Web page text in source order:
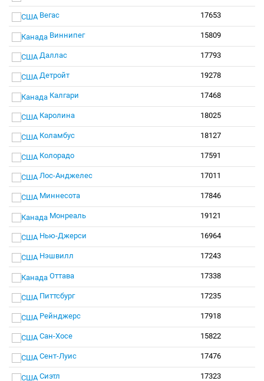
Вегас 17653
Виннипег 15809
Даллас 17793
Детройт 19278
Калгари 17468
Каролина 18025
Коламбус 18127
Колорадо 17591
Лос-Анджелес 17011
Миннесота 17846
Монреаль 19121
Нью-Джерси 16964
Нэшвилл 17243
Оттава 17338
Питтсбург 17235
Рейнджерс 17918
Сан-Хосе 15822
Сент-Луис 17476
Сиэтл 17323